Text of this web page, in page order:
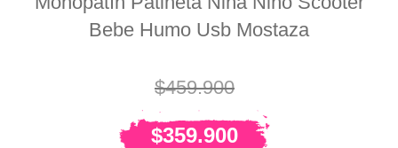
Bebe Humo Usb Mostaza
$459.900
$359.900